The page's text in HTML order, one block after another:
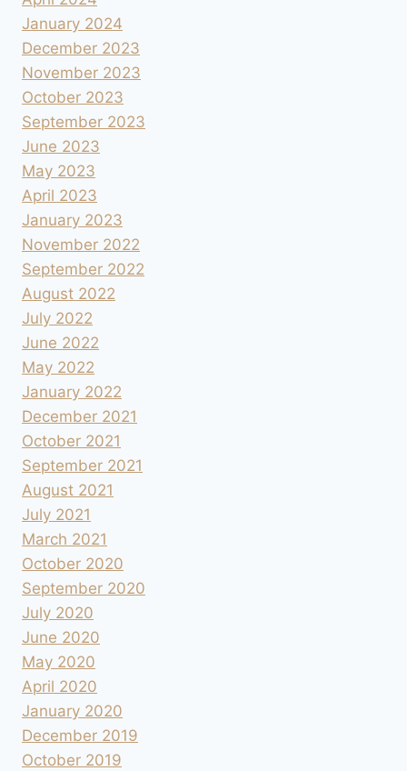
January 2024
December 2023
November 2023
October 2023
September 2023
June 2023
May 2023
April 2023
January 2023
November 2022
September 2022
August 2022
July 2022
June 2022
May 2022
January 2022
December 2021
October 2021
September 2021
August 2021
July 2021
March 2021
October 2020
September 2020
July 2020
June 2020
May 2020
April 2020
January 2020
December 2019
October 2019